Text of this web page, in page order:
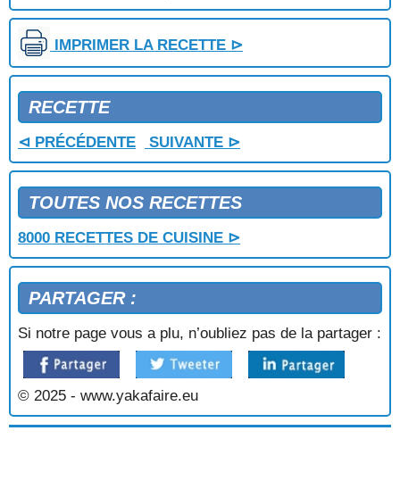
POMMES EN TIMBALE
POMMES FARCIES AUX COINGS ET AUX NOIX
POMMES MERINGUEES
POMMES POCHEES A LA VANILLE
POMMES SABLEES
POMMES SAUCE ORANGE
POMMES SURPRISE
POMPE
PORRIDGE
POUNTARI DE MURES
PROFITEROLES
PROFITEROLES GLACEES AU CHOCOLAT
PRUNEAUX A LA CREME
PRUNICHON
PUDDING AU CHOCOLAT
PUDDING AU PAIN D'EPICES
PUDDING AUX CERISES
IMPRIMER LA RECETTE ⊳
RECETTE
⊲ PRÉCÉDENTE SUIVANTE ⊳
TOUTES NOS RECETTES
8000 RECETTES DE CUISINE ⊳
PARTAGER :
Si notre page vous a plu, n’oubliez pas de la partager :
© 2025 - www.yakafaire.eu